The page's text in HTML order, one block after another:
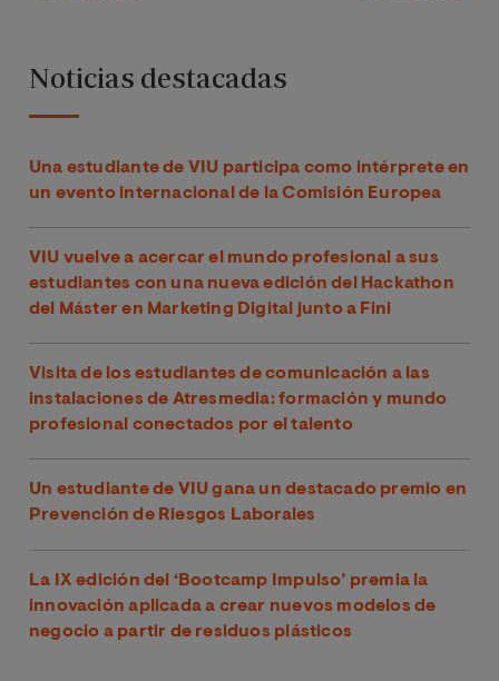
Noticias destacadas
Una estudiante de VIU participa como intérprete en
un evento internacional de la Comisión Europea
VIU vuelve a acercar el mundo profesional a sus
estudiantes con una nueva edición del Hackathon
del Máster en Marketing Digital junto a Fini
Visita de los estudiantes de comunicación a las
instalaciones de Atresmedia: formación y mundo
profesional conectados por el talento
Un estudiante de VIU gana un destacado premio en
Prevención de Riesgos Laborales
La IX edición del ‘Bootcamp Impulso’ premia la
innovación aplicada a crear nuevos modelos de
negocio a partir de residuos plásticos